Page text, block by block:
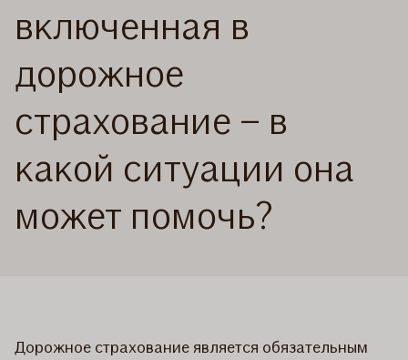
включенная в
дорожное
страхование – в
какой ситуации она
может помочь?
Дорожное страхование является обязательным